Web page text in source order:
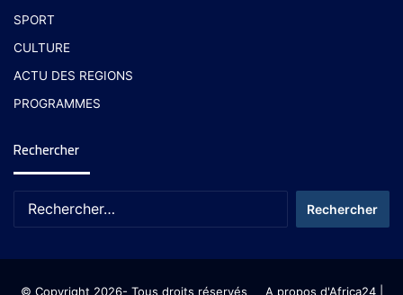
SPORT
CULTURE
ACTU DES REGIONS
PROGRAMMES
Rechercher
© Copyright 2026- Tous droits réservés A propos d'Africa24|